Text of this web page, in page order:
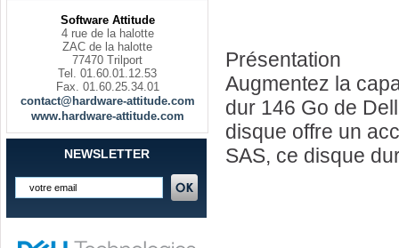
Software Attitude
4 rue de la halotte
ZAC de la halotte
77470 Trilport
Tel. 01.60.01.12.53
Fax. 01.60.25.34.01
contact@hardware-attitude.com
www.hardware-attitude.com
NEWSLETTER
Présentation
Augmentez la
dur 146 Go de
disque offre un
SAS, ce disque